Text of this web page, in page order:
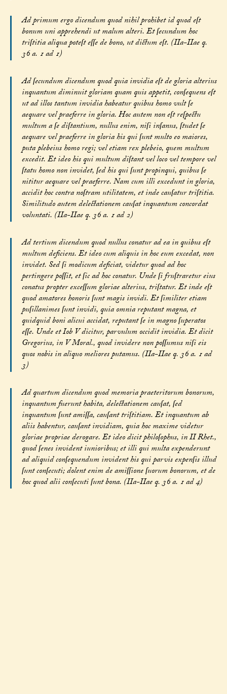
Ad primum ergo dicendum quod nihil prohibet id quod eſt
bonum uni apprehendi ut malum alteri. Et ſecundum hoc
triſtitia aliqua poteſt eſſe de bono, ut dictum eſt. (IIa-IIae q.
36 a. 1 ad 1)
Ad ſecundum dicendum quod quia invidia eſt de gloria alterius
inquantum diminuit gloriam quam quis appetit, conſequens eſt
ut ad illos tantum invidia habeatur quibus homo vult ſe
aequare vel praeferre in gloria. Hoc autem non eſt reſpectu
multum a ſe diſtantium, nullus enim, niſi inſanus, ſtudet ſe
aequare vel praeferre in gloria his qui ſunt multo eo maiores,
puta plebeius homo regi; vel etiam rex plebeio, quem multum
excedit. Et ideo his qui multum diſtant vel loco vel tempore vel
ſtatu homo non invidet, ſed his qui ſunt propinqui, quibus ſe
nititur aequare vel praeferre. Nam cum illi excedunt in gloria,
accidit hoc contra noſtram utilitatem, et inde cauſatur triſtitia.
Similitudo autem delectationem cauſat inquantum concordat
voluntati. (IIa-IIae q. 36 a. 1 ad 2)
Ad tertium dicendum quod nullus conatur ad ea in quibus eſt
multum deficiens. Et ideo cum aliquis in hoc eum excedat, non
invidet. Sed ſi modicum deficiat, videtur quod ad hoc
pertingere poſſit, et ſic ad hoc conatur. Unde ſi fruſtraretur eius
conatus propter exceſſum gloriae alterius, triſtatur. Et inde eſt
quod amatores honoris ſunt magis invidi. Et ſimiliter etiam
puſillanimes ſunt invidi, quia omnia reputant magna, et
quidquid boni alicui accidat, reputant ſe in magno ſuperatos
eſſe. Unde et Iob V dicitur, parvulum occidit invidia. Et dicit
Gregorius, in V Moral., quod invidere non poſſumus niſi eis
quos nobis in aliquo meliores putamus. (IIa-IIae q. 36 a. 1 ad
3)
Ad quartum dicendum quod memoria praeteritorum bonorum,
inquantum fuerunt habita, delectationem cauſat, ſed
inquantum ſunt amiſſa, cauſant triſtitiam. Et inquantum ab
aliis habentur, cauſant invidiam, quia hoc maxime videtur
gloriae propriae derogare. Et ideo dicit philoſophus, in II Rhet.,
quod ſenes invident iunioribus; et illi qui multa expenderunt
ad aliquid conſequendum invident his qui parvis expenſis illud
ſunt conſecuti; dolent enim de amiſſione ſuorum bonorum, et de
hoc quod alii conſecuti ſunt bona. (IIa-IIae q. 36 a. 1 ad 4)